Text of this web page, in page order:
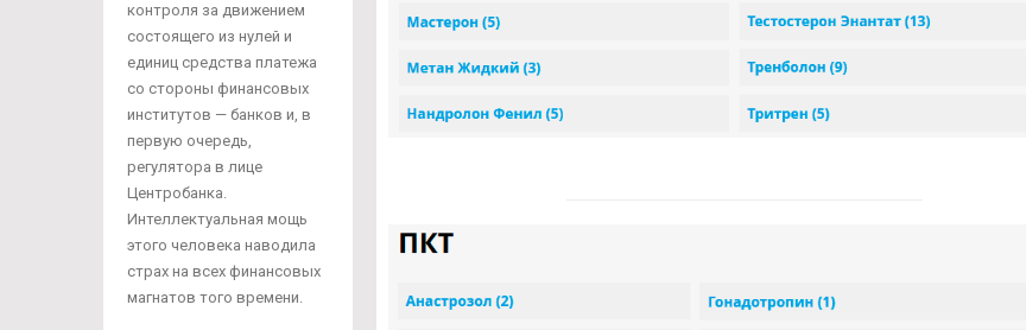
контроля за движением
состоящего из нулей и
единиц средства платежа
со стороны финансовых
институтов — банков и, в
первую очередь,
регулятора в лице
Центробанка.
Интеллектуальная мощь
этого человека наводила
страх на всех финансовых
магнатов того времени.